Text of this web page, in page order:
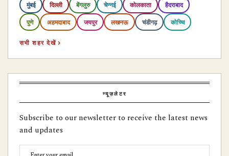
मुंबई दिल्ली बेंगलुरु चेन्नई कोलकाता हैदराबाद
पुणे अहमदाबाद जयपुर लखनऊ चंडीगढ़ कोच्चि
सभी शहर देखें ›
न्यूज़लेटर
Subscribe to our newsletter to receive the latest news
and updates